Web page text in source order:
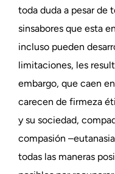
toda duda a pesar de
sinsabores que esta
incluso pueden
limitaciones, les
embargo, que caen
carecen de firmeza
y su sociedad,
compasión
todas las maneras